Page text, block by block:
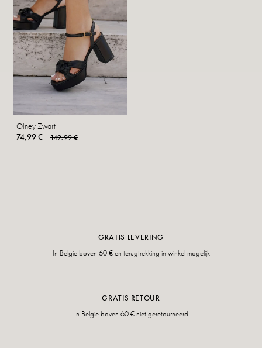
Olney Zwart
74,99 €
149,99 €
GRATIS LEVERING
In Belgie boven 60 € en terugtrekking in winkel mogelijk
GRATIS RETOUR
In Belgie boven 60 € niet geretourneerd